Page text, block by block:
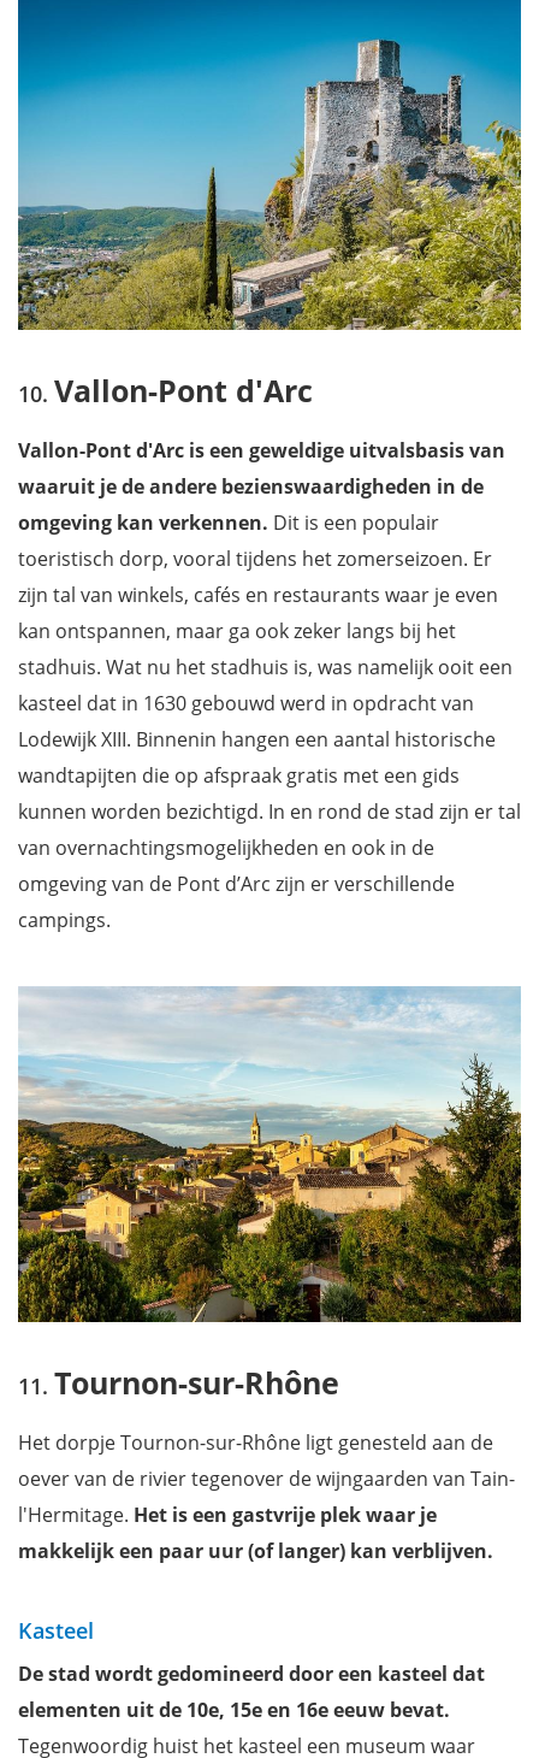
Vallon-Pont d'Arc
Vallon-Pont d'Arc is een geweldige uitvalsbasis van
waaruit je de andere bezienswaardigheden in de
omgeving kan verkennen. Dit is een populair
toeristisch dorp, vooral tijdens het zomerseizoen. Er
zijn tal van winkels, cafés en restaurants waar je even
kan ontspannen, maar ga ook zeker langs bij het
stadhuis. Wat nu het stadhuis is, was namelijk ooit een
kasteel dat in 1630 gebouwd werd in opdracht van
Lodewijk XIII. Binnenin hangen een aantal historische
wandtapijten die op afspraak gratis met een gids
kunnen worden bezichtigd. In en rond de stad zijn er tal
van overnachtingsmogelijkheden en ook in de
omgeving van de Pont d’Arc zijn er verschillende
campings.
Tournon-sur-Rhône
Het dorpje Tournon-sur-Rhône ligt genesteld aan de
oever van de rivier tegenover de wijngaarden van Tain-
l'Hermitage. Het is een gastvrije plek waar je
makkelijk een paar uur (of langer) kan verblijven.
Kasteel
De stad wordt gedomineerd door een kasteel dat
elementen uit de 10e, 15e en 16e eeuw bevat.
Tegenwoordig huist het kasteel een museum waar